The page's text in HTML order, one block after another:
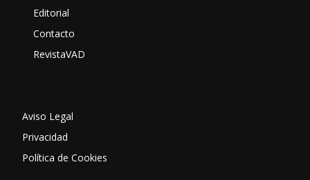
Editorial
Contacto
RevistaVAD
Aviso Legal
Privacidad
Política de Cookies